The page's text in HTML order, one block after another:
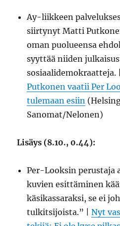
Ay-liikkeen
siirtynyt Matti
oman puolueensa
syyttää niiden
Putkonen vaatii Per
tulemaan esiin
Sanomat/Nelonen)
Lisäys (8.10., 0.44):
Per-Looksin perustaja
kuvien esittäminen
käsikassaraksi, se ei
tulkitsijoista.” |Nyt